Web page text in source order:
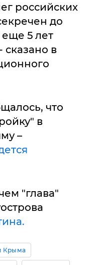
российских
до
еще 5 лет
сказано в
что
в
–
"глава"
Крыма